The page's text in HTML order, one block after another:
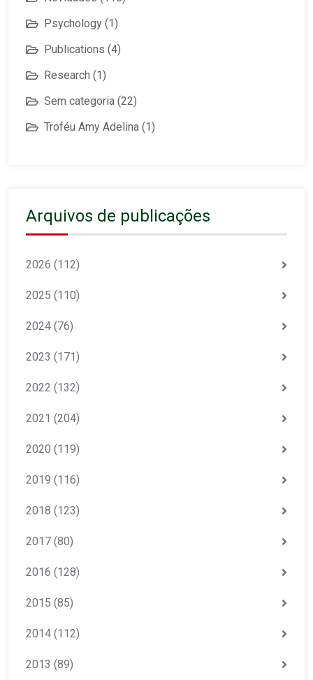
Psychology (1)
Publications (4)
Research (1)
Sem categoria (22)
Troféu Amy Adelina (1)
Arquivos de publicações
2026 (112)
2025 (110)
2024 (76)
2023 (171)
2022 (132)
2021 (204)
2020 (119)
2019 (116)
2018 (123)
2017 (80)
2016 (128)
2015 (85)
2014 (112)
2013 (89)